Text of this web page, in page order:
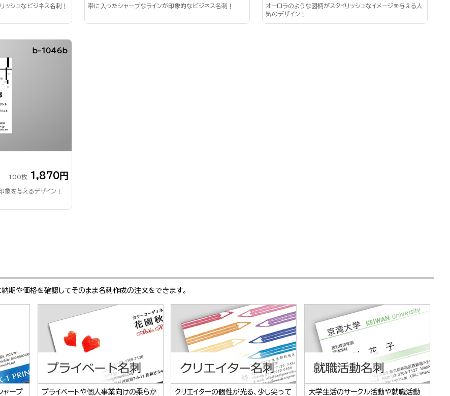
ッシュなビジネス名刺！ 帯に入ったシャープなラインが印象的なビジネス名刺！
オーロラのような図柄がスタイリッシュなイメージを与える人
気のデザイン！
b-1046b
100枚 1,870円
象を与えるデザイン！
期や価格を確認してそのまま名刺作成の注文をできます。
ャープ
プライベートや個人事業向けの柔らか
クリエイターの個性が光る、少し尖って
大学生活のサークル活動や就職活動